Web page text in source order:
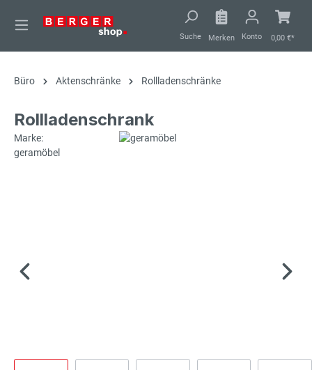
springen
Suche Merken Konto 0,00 €*
Büro Aktenschränke Rollladenschränke
Rollladenschrank
Marke:
geramöbel